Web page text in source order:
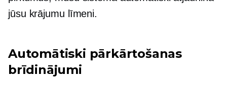
jūsu krājumu līmeni.
Automātiski pārkārtošanas
brīdinājumi